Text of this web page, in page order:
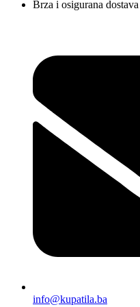
Brza i osigurana
info@kupatila.ba